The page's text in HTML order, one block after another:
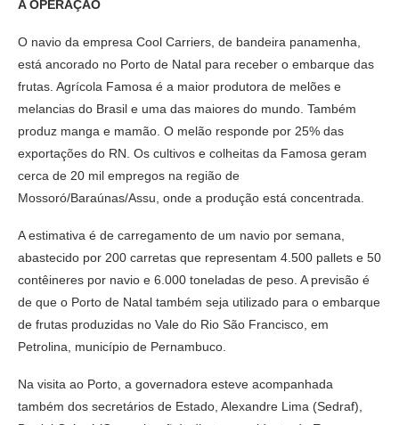
A OPERAÇÃO
O navio da empresa Cool Carriers, de bandeira panamenha,
está ancorado no Porto de Natal para receber o embarque das
frutas. Agrícola Famosa é a maior produtora de melões e
melancias do Brasil e uma das maiores do mundo. Também
produz manga e mamão. O melão responde por 25% das
exportações do RN. Os cultivos e colheitas da Famosa geram
cerca de 20 mil empregos na região de
Mossoró/Baraúnas/Assu, onde a produção está concentrada.
A estimativa é de carregamento de um navio por semana,
abastecido por 200 carretas que representam 4.500 pallets e 50
contêineres por navio e 6.000 toneladas de peso. A previsão é
de que o Porto de Natal também seja utilizado para o embarque
de frutas produzidas no Vale do Rio São Francisco, em
Petrolina, município de Pernambuco.
Na visita ao Porto, a governadora esteve acompanhada
também dos secretários de Estado, Alexandre Lima (Sedraf),